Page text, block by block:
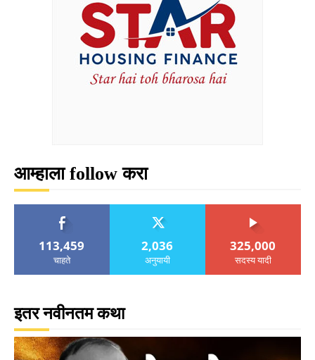
आम्हाला follow करा
113,459
चाहते
2,036
अनुयायी
325,000
सदस्य यादी
इतर नवीनतम कथा